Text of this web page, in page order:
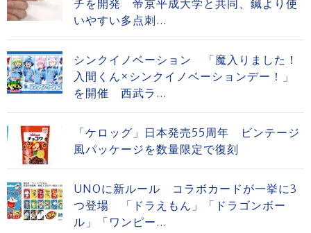
チを開発 帝京平成大学と共同、鍼より使
いやすい多点刺...
シンクイノベーション 「魔入りました！
入間くん×シンクイノベーションデー！」
を開催 西武ラ...
「ケロッグ」日本発売55周年 ビンテージ
風パッケージを数量限定で復刻
UNOに新ルール コラボカードが一挙に3
つ登場 「ドラえもん」「ドラゴンボー
ル」「ワンピー...